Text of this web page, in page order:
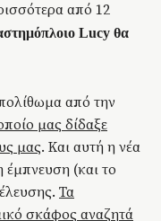
από 12
Lucy θα
από την
μας δίδαξε
μας. Και αυτή η νέα
έμπνευση (και το
Τα
σκάφος αναζητά